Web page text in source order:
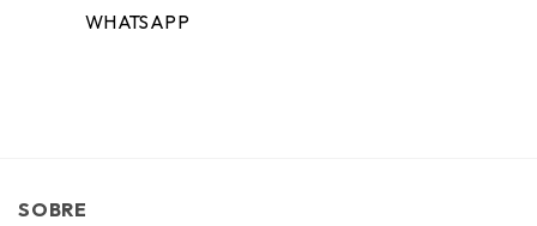
WHATSAPP
SOBRE